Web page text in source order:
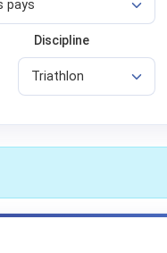
Discipline